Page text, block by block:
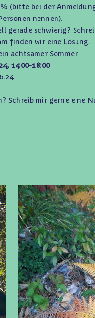
(bitte bei der
nennen).
gerade schwierig?
finden wir eine Lösung.
achtsamer Sommer
14:00-18:00
Schreib mir gerne eine